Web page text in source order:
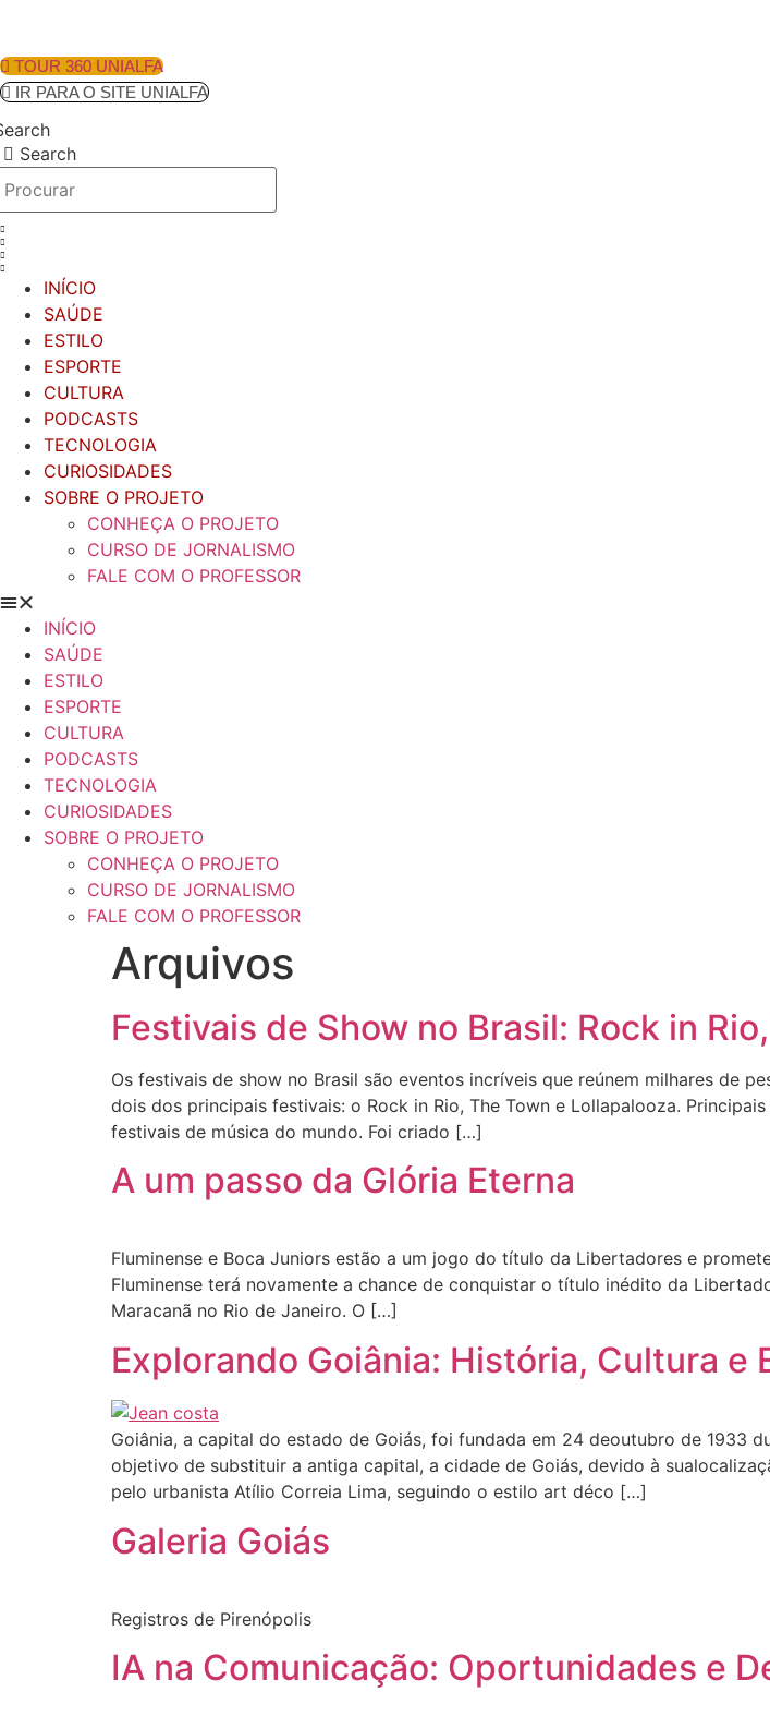
o
conteúdo
TOUR 360 UNIALFA
IR PARA O SITE UNIALFA
Search
INÍCIO
SAÚDE
ESTILO
ESPORTE
CULTURA
PODCASTS
TECNOLOGIA
CURIOSIDADES
SOBRE O PROJETO
CONHEÇA O PROJETO
CURSO DE JORNALISMO
FALE COM O PROFESSOR
INÍCIO
SAÚDE
ESTILO
ESPORTE
CULTURA
PODCASTS
TECNOLOGIA
CURIOSIDADES
SOBRE O PROJETO
CONHEÇA O PROJETO
CURSO DE JORNALISMO
FALE COM O PROFESSOR
Arquivos
Festivais de Show no Brasil: Rock in
Os festivais de show no Brasil são eventos incríveis que reúnem milhares de
dois dos principais festivais: o Rock in Rio, The Town e Lollapalooza.
festivais de música do mundo. Foi criado […]
A um passo da Glória Eterna
Fluminense e Boca Juniors estão a um jogo do título da Libertadores e
Fluminense terá novamente a chance de conquistar o título inédito da
Maracanã no Rio de Janeiro. O […]
Explorando Goiânia: História, Cultura e
Goiânia, a capital do estado de Goiás, foi fundada em 24 deoutubro de 1933
objetivo de substituir a antiga capital, a cidade de Goiás, devido à
pelo urbanista Atílio Correia Lima, seguindo o estilo art déco […]
Galeria Goiás
Registros de Pirenópolis
IA na Comunicação: Oportunidades e